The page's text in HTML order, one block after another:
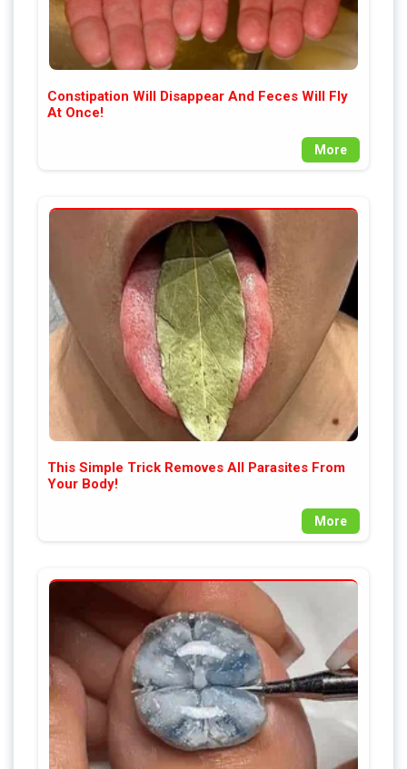
Constipation Will Disappear And Feces Will Fly
At Once!
More
This Simple Trick Removes All Parasites From
Your Body!
More